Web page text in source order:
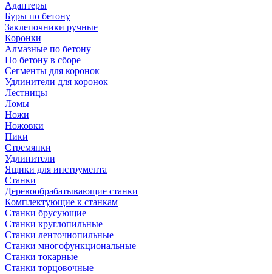
Адаптеры
Буры по бетону
Заклепочники ручные
Коронки
Алмазные по бетону
По бетону в сборе
Сегменты для коронок
Удлинители для коронок
Лестницы
Ломы
Ножи
Ножовки
Пики
Стремянки
Удлинители
Ящики для инструмента
Станки
Деревообрабатывающие станки
Комплектующие к станкам
Станки брусующие
Станки круглопильные
Станки ленточнопильные
Станки многофункциональные
Станки токарные
Станки торцовочные